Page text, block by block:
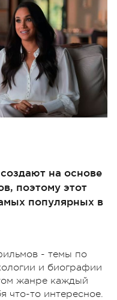
на основе
поэтому этот
популярных в
- темы по
и биографии
жанре каждый
что-то интересное.